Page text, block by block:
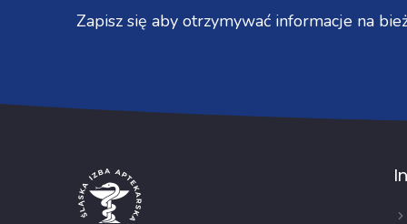
Zapisz się aby otrzymywać informacje na